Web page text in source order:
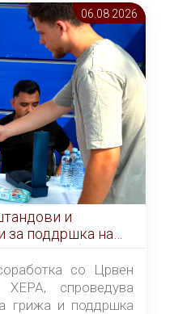
06.08 2026
и
за поддршка на
топлотен бран
со Црвен
спроведува
грижа и поддршка